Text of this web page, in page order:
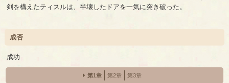
剣を構えたティスルは、半壊したドアを一気に突き破った。
成否
成功
第1章 第2章 第3章